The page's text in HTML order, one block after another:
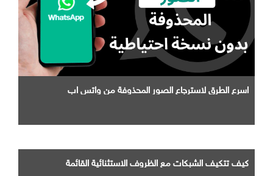
اسرع الطرق لاسترجاع الصور المحذوفة من واتس اب
كيف تتكيف الشبكات مع الظروف الاستثنائية القائمة